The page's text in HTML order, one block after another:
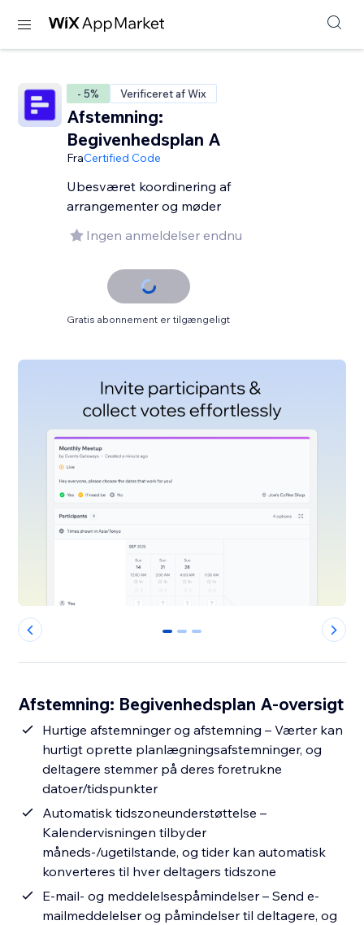
- 5% Verificeret af Wix
Afstemning:
Begivenhedsplan A
FraCertified Code
Ubesværet koordinering af
arrangementer og møder
Ingen anmeldelser endnu
Gratis abonnement er tilgængeligt
0 1 2
Afstemning: Begivenhedsplan A-oversigt
Hurtige afstemninger og afstemning – Værter kan
hurtigt oprette planlægningsafstemninger, og
deltagere stemmer på deres foretrukne
datoer/tidspunkter
Automatisk tidszoneunderstøttelse –
Kalendervisningen tilbyder
måneds-/ugetilstande, og tider kan automatisk
konverteres til hver deltagers tidszone
E-mail- og meddelelsespåmindelser – Send e-
mailmeddelelser og påmindelser til deltagere, og